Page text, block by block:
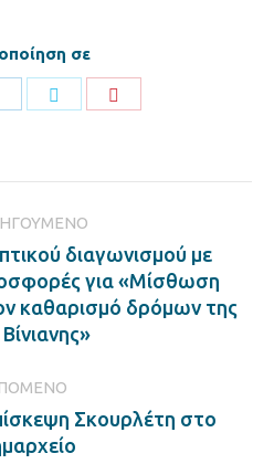
σε
Previous
post:
διαγωνισμού με
για «Μίσθωση
καθαρισμό δρόμων της
Next
post:
Σκουρλέτη στο